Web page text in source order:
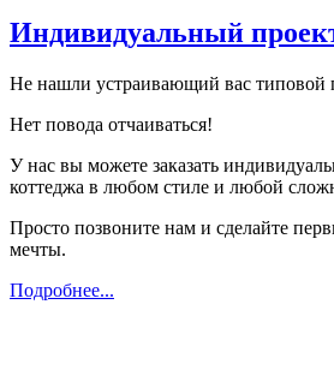
Индивидуальный
Не нашли устраивающий вас типовой
Нет повода отчаиваться!
У нас вы можете заказать
коттеджа в любом стиле и любой
Просто позвоните нам и сделайте
мечты.
Подробнее...